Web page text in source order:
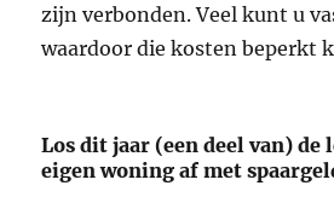
zijn verbonden. Veel kunt u
waardoor die kosten beperkt
Los dit jaar (een deel van) de
eigen woning af met